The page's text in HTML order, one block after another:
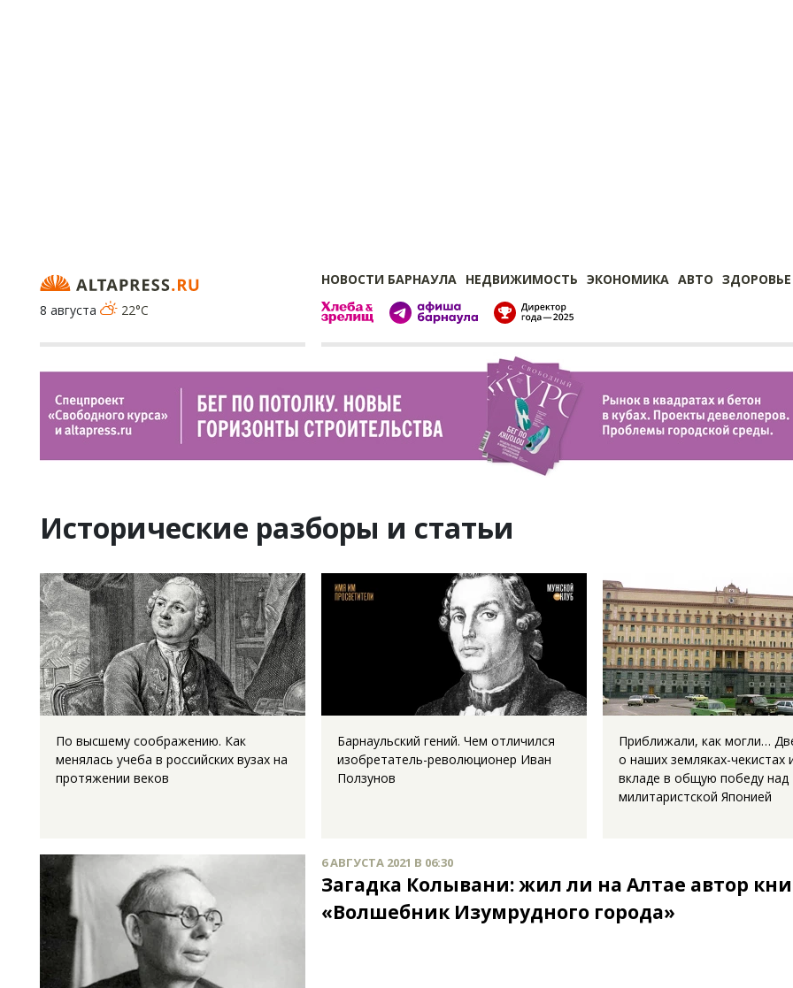
НОВОСТИ БАРНАУЛА НЕДВИЖИМОСТЬ ЭКОНОМИКА АВТО ЗДОРОВЬЕ
8 августа
22°C
Исторические разборы и статьи
По высшему соображению. Как
менялась учеба в российских вузах на
протяжении веков
Барнаульский гений. Чем отличился
изобретатель-революционер Иван
Ползунов
Приближали, как могли…
о наших земляках-чекистах
вкладе в общую победу над
милитаристской Японией
6 АВГУСТА 2021 В 06:30
Загадка Колывани: жил ли на Алтае автор
«Волшебник Изумрудного города»